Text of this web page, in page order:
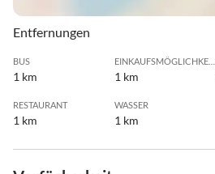
Entfernungen
BUS
1 km
EINKAUFSMÖGLICHKEIT
1 km
RESTAURANT
1 km
WASSER
1 km